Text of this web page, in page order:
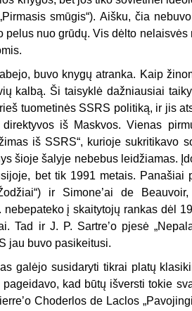
smūgis“). Aišku, čia
pelus nuo grūdų. Vis dėlto
buvo knygų atranka. Kaip
kalbą. Ši taisyklė dažniausiai
tuometinės SSRS politiką, ir jis
iš Maskvos. Vienas
iš SSRS“, kurioje sukritikavo
šioje šalyje nebebus leidžiamas.
bet tik 1991 metais. Panašiai
ir Simone’ai de
nebepateko į skaitytojų rankas dėl
Tad ir J. P. Sartreʼo pjesė
jau buvo pasikeitusi.
galėjo susidaryti tikrai platų
pageidavo, kad būtų išversti tokie
Choderlos de Laclos